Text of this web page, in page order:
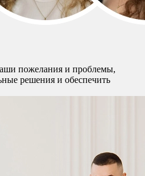
пожелания и проблемы,
решения и обеспечить